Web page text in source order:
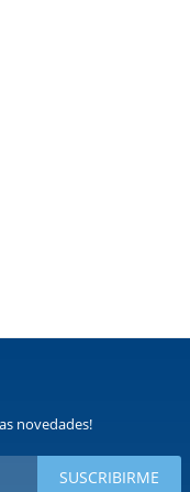
novedades!
SUSCRIBIRME